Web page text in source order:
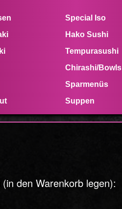
Special Iso
Hako Sushi
Tempurasushi
Chirashi/Bowls
Sparmenüs
Suppen
den Warenkorb legen):